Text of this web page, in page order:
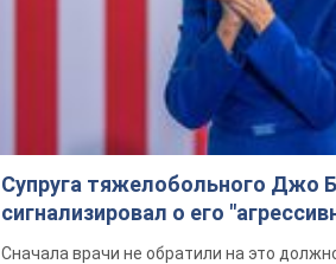
Супруга тяжелобольного Джо
сигнализировал о его
Сначала врачи не обратили на это